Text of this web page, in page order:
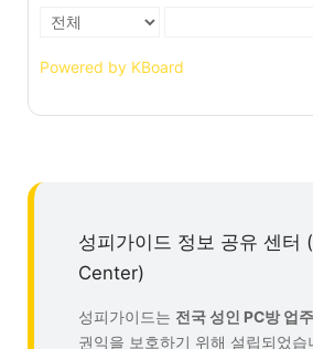
Powered by KBoard
성피가이드 정보 공유 센터
Center)
성피가이드는 전국 성인 PC방 업
권익을 보호하기 위해 설립되었습